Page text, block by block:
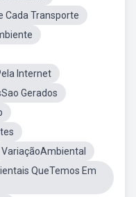
Cada Transporte
Internet
Gerados
VariaçãoAmbiental
QueTemos Em